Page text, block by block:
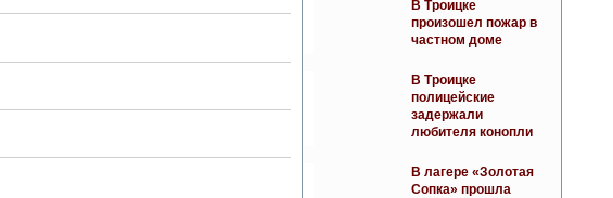
В Троицке
произошел пожар в
частном доме
В Троицке
полицейские
задержали
любителя конопли
В лагере «Золотая
Сопка» прошла